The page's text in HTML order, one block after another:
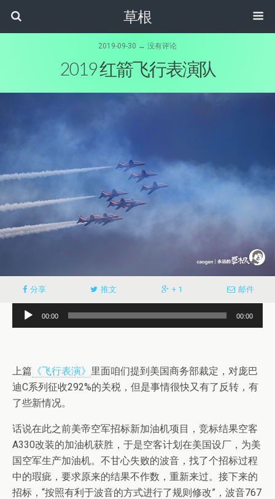
草根
2019-09-30 ↔ 没有评论
2019 红箭飞行表演队
分享 推文 + 1 邮件
频
器
00:00 00:00
上篇 《飞行表演》 里面咱们提到美国商务部裁定，对庞巴
迪C系列征收292%的关税，但是事情很快又有了反转，有
了些新情况。
话说在此之前美帝空军招标新加油机项目，竞标结果空客
A330改装的加油机获胜，于是空客计划在美国设厂，为美
国空军生产加油机。不甘心失败的波音，找了个招标过程
中的瑕疵，要求原来的结果不作数，重新来过。接下来的
招标，“按照有利于波音的方式进行了规则修改”，波音767